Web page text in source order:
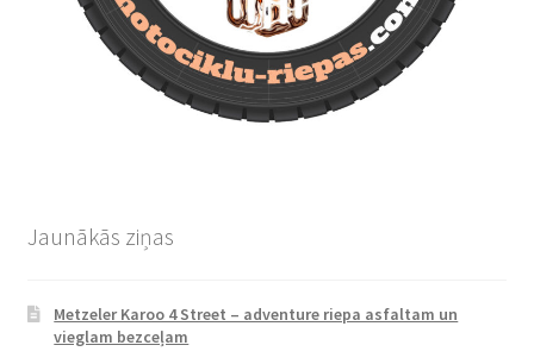
Jaunākās ziņas
Metzeler Karoo 4 Street – adventure riepa asfaltam un
vieglam bezceļam